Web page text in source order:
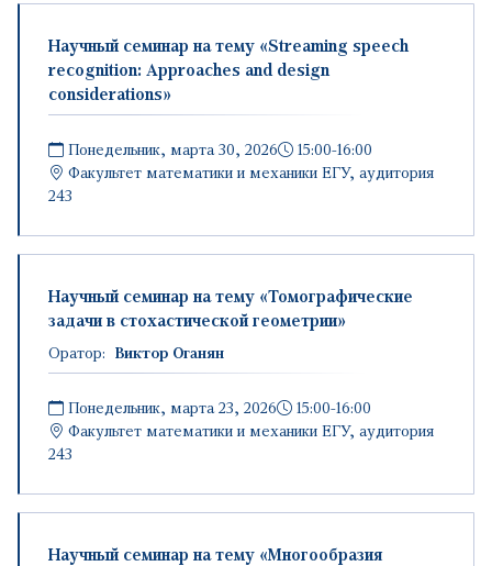
Научный семинар на тему «Streaming speech
recognition: Approaches and design
considerations»
Понедельник, марта 30, 2026
15:00-16:00
Факультет математики и механики ЕГУ, аудитория
243
Научный семинар на тему «Томографические
задачи в стохастической геометрии»
Оратор: Виктор Оганян
Понедельник, марта 23, 2026
15:00-16:00
Факультет математики и механики ЕГУ, аудитория
243
Научный семинар на тему «Многообразия